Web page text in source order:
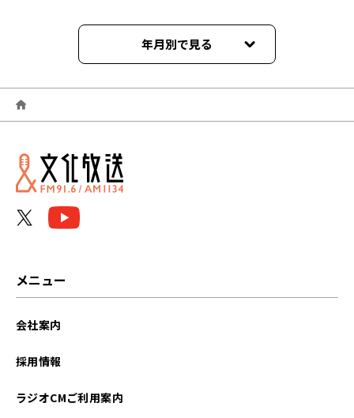
年月別で見る
2026年06月
2026年05月
2026年04月
メニュー
会社案内
採用情報
ラジオCMご利用案内